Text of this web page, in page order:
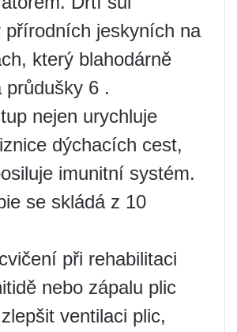
přírodních jeskyních na
který blahodárně
průdušky 6 .
nejen urychluje
dýchacích cest,
imunitní systém.
se skládá z 10
při rehabilitaci
nebo zápalu plic
ventilaci plic,